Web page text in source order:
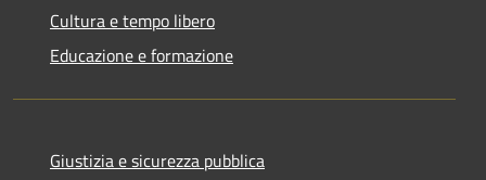
Cultura e tempo libero
Educazione e formazione
Giustizia e sicurezza pubblica